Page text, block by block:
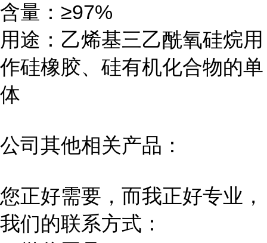
含量：≥97%
用途：乙烯基三乙酰氧硅烷用
作硅橡胶、硅有机化合物的单
体
公司其他相关产品：
您正好需要，而我正好专业，
我们的联系方式：